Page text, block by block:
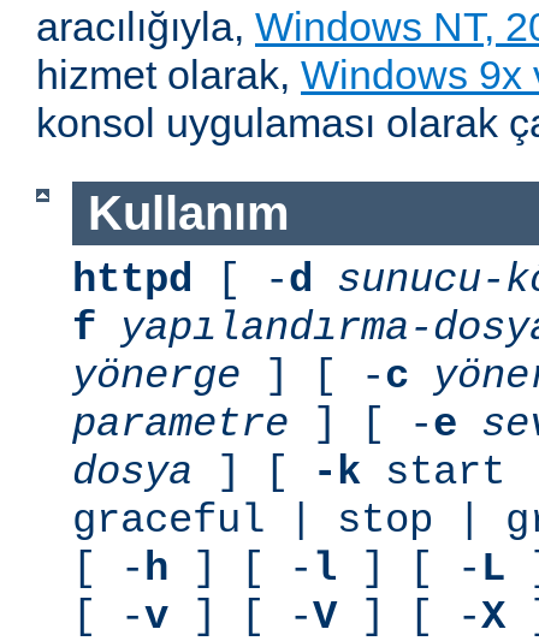
aracılığıyla, Windows NT,
hizmet olarak, Windows 9x
konsol uygulaması olarak
Kullanım
httpd [ -d
f
yapılandırma-
yönerge ] [ -c
parametre ] [ -e
dosya ] [ -k start
graceful | stop |
[ -h ] [ - l ] [ - L
[ -v ] [ -V] [ -X